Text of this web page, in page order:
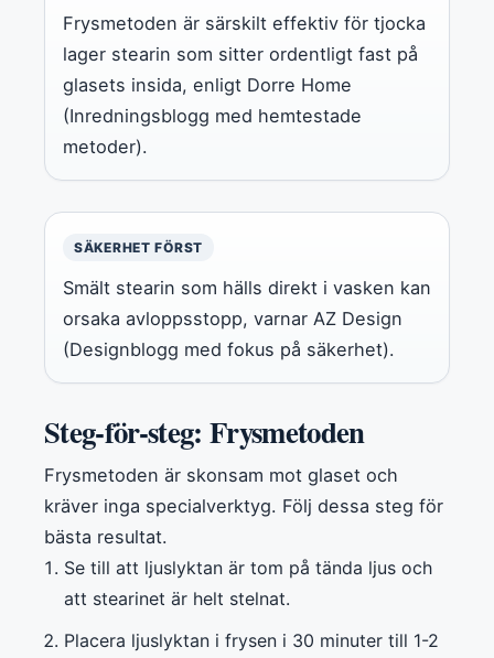
Frysmetoden är särskilt effektiv för tjocka
lager stearin som sitter ordentligt fast på
glasets insida, enligt Dorre Home
(Inredningsblogg med hemtestade
metoder).
SÄKERHET FÖRST
Smält stearin som hälls direkt i vasken kan
orsaka avloppsstopp, varnar AZ Design
(Designblogg med fokus på säkerhet).
Steg-för-steg: Frysmetoden
Frysmetoden är skonsam mot glaset och
kräver inga specialverktyg. Följ dessa steg för
bästa resultat.
Se till att ljuslyktan är tom på tända ljus och
att stearinet är helt stelnat.
Placera ljuslyktan i frysen i 30 minuter till 1-2